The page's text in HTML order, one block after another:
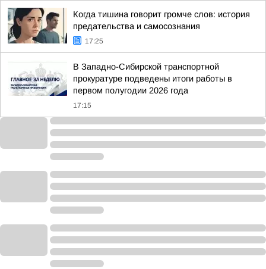
Когда тишина говорит громче слов: история
предательства и самосознания
17:25
В Западно-Сибирской транспортной
прокуратуре подведены итоги работы в
первом полугодии 2026 года
17:15